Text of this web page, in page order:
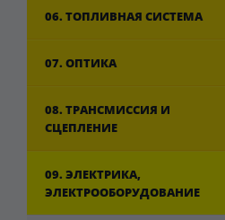
06. ТОПЛИВНАЯ СИСТЕМА
07. ОПТИКА
08. ТРАНСМИССИЯ И
СЦЕПЛЕНИЕ
09. ЭЛЕКТРИКА,
ЭЛЕКТРООБОРУДОВАНИЕ